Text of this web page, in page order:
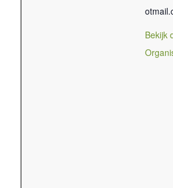
Bekijk